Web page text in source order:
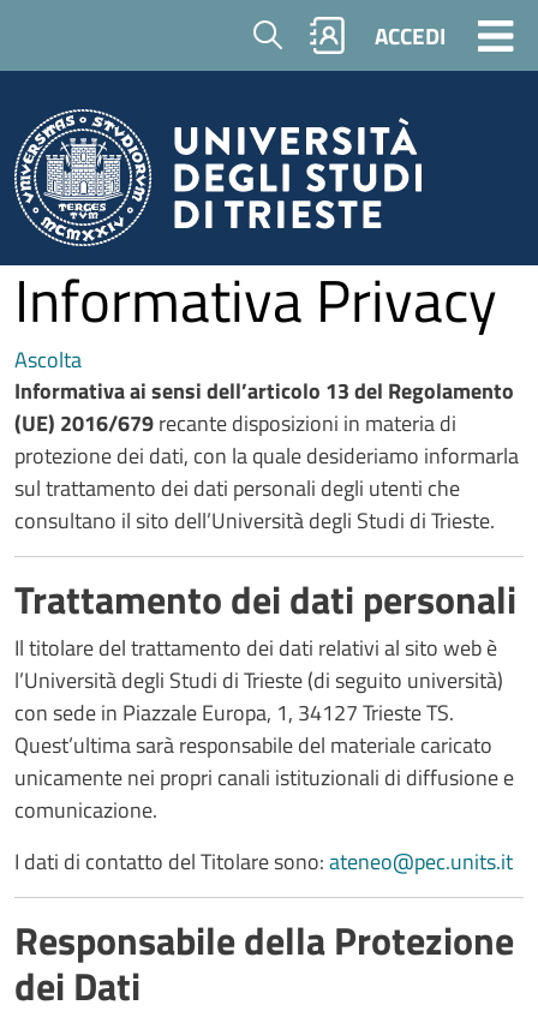
Cerca ACCEDI
Informativa Privacy
Ascolta
Informativa ai sensi dell’articolo 13 del Regolamento
(UE) 2016/679recante disposizioni in materia di
protezione dei dati, con la quale desideriamo informarla
sul trattamento dei dati personali degli utenti che
consultano il sito dell’Università degli Studi di Trieste.
Trattamento dei dati personali
Il titolare del trattamento dei dati relativi al sito web è
l’Università degli Studi di Trieste (di seguito università)
con sede in Piazzale Europa, 1, 34127 Trieste TS.
Quest’ultima sarà responsabile del materiale caricato
unicamente nei propri canali istituzionali di diffusione e
comunicazione.
I dati di contatto del Titolare sono:ateneo@pec.units.it
Responsabile della Protezione
dei Dati